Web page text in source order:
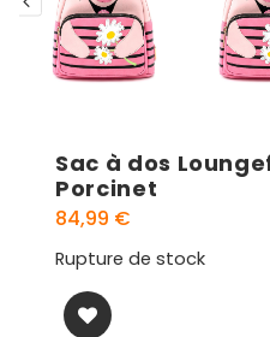
Sac à dos
Porcinet
84,99 €
Rupture de stock